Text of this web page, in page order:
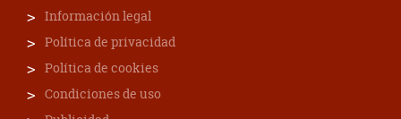
Información legal
Política de privacidad
Política de cookies
Condiciones de uso